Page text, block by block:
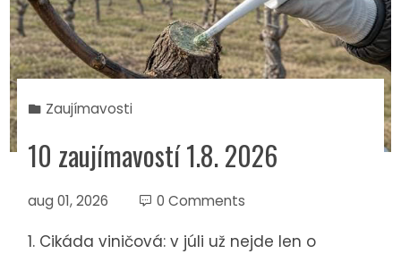
Zaujímavosti
10 zaujímavostí 1.8. 2026
aug 01, 2026 0 Comments
1. Cikáda viničová: v júli už nejde len o